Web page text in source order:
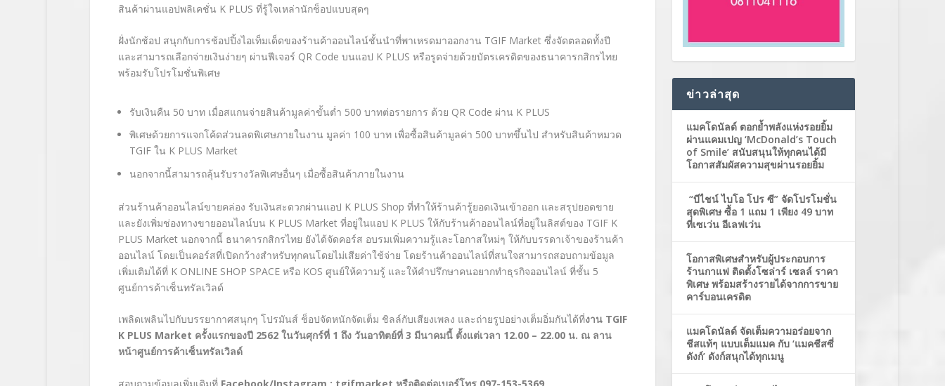
สินค้าผ่านแอปพลิเคชั่น K PLUS ที่รู้ใจเหล่านักช็อปแบบสุดๆ
ฝั่งนักช้อป สนุกกับการช้อปปิ้งไอเท็มเด็ดของร้านค้าออนไลน์ชั้นนำที่พาเหรดมาออกงาน TGIF Market ซึ่งจัดตลอดทั้งปี
และสามารถเลือกจ่ายเงินง่ายๆ ผ่านฟีเจอร์ QR Code บนแอป K PLUS หรือรูดจ่ายด้วยบัตรเครดิตของธนาคารกสิกรไทย
พร้อมรับโปรโมชั่นพิเศษ
รับเงินคืน 50 บาท เมื่อสแกนจ่ายสินค้ามูลค่าขั้นต่ำ 500 บาทต่อรายการ ด้วย QR Code ผ่าน K PLUS
พิเศษด้วยการแจกโค้ดส่วนลดพิเศษภายในงาน มูลค่า 100 บาท เพื่อซื้อสินค้ามูลค่า 500 บาทขึ้นไป สำหรับสินค้าหมวด
TGIF ใน K PLUS Market
นอกจากนี้สามารถลุ้นรับรางวัลพิเศษอื่นๆ เมื่อซื้อสินค้าภายในงาน
ส่วนร้านค้าออนไลน์ขายคล่อง รับเงินสะดวกผ่านแอป K PLUS Shop ที่ทำให้ร้านค้ารู้ยอดเงินเข้าออก และสรุปยอดขาย
และยังเพิ่มช่องทางขายออนไลน์บน K PLUS Market ที่อยู่ในแอป K PLUS ให้กับร้านค้าออนไลน์ที่อยู่ในลิสต์ของ TGIF K
PLUS Market นอกจากนี้ ธนาคารกสิกรไทย ยังได้จัดคอร์ส อบรมเพิ่มความรู้และโอกาสใหม่ๆ ให้กับบรรดาเจ้าของร้านค้า
ออนไลน์ โดยเป็นคอร์สที่เปิดกว้างสำหรับทุกคนโดยไม่เสียค่าใช้จ่าย โดยร้านค้าออนไลน์ที่สนใจสามารถสอบถามข้อมูล
เพิ่มเติมได้ที่ K ONLINE SHOP SPACE หรือ KOS ศูนย์ให้ความรู้ และให้คำปรึกษาคนอยากทำธุรกิจออนไลน์ ที่ชั้น 5
ศูนย์การค้าเซ็นทรัลเวิลด์
เพลิดเพลินไปกับบรรยากาศสนุกๆ โปรมันส์ ช็อปจัดหนักจัดเต็ม ชิลล์กับเสียงเพลง และถ่ายรูปอย่างเต็มอิ่มกันได้ที่งานTGIF
K PLUS Market ครั้งแรกของปี 2562 ในวันศุกร์ที่ 1 ถึง วันอาทิตย์ที่ 3 มีนาคมนี้ ตั้งแต่เวลา 12.00 – 22.00 น. ณ ลาน
หน้าศูนย์การค้าเซ็นทรัลเวิลด์
สอบถามข้อมูลเพิ่มเติมที่ Facebook/Instagram : tgifmarket หรือติดต่อเบอร์โทร 097-153-5369
ข่าวล่าสุด
แมคโดนัลด์ ตอกย้ำพลังแห่งรอยยิ้ม
ผ่านแคมเปญ ‘McDonald’s Touch
of Smile’ สนับสนุนให้ทุกคนได้มี
โอกาสสัมผัสความสุขผ่านรอยยิ้ม
“บีไชน์ ไบโอ โปร ซี” จัดโปรโมชั่น
สุดพิเศษ ซื้อ 1 แถม 1 เพียง 49 บาท
ที่เซเว่น อีเลฟเว่น
โอกาสพิเศษสำหรับผู้ประกอบการ
ร้านกาแฟ ติดตั้งโซล่าร์ เซลล์ ราคา
พิเศษ พร้อมสร้างรายได้จากการขาย
คาร์บอนเครดิต
แมคโดนัลด์ จัดเต็มความอร่อยจาก
ชีสแท้ๆ แบบเต็มแมค กับ ‘แมคชีสซี่
ดังก์’ ดังก์สนุกได้ทุกเมนู